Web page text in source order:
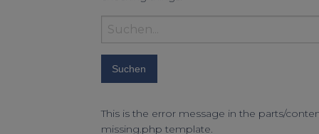
Suchbegriff
eingeben:
This is the error message in the parts/
missing.php template.